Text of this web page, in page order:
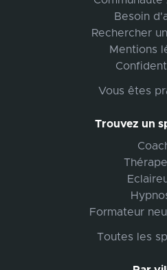
Besoin
Rechercher
Mentions
Vous êtes
Trouvez un
Formateur
Toutes les